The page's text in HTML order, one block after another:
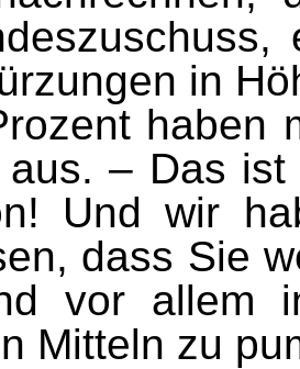
in
haben
– Das
Und wir
dass Sie
vor allem
Mitteln zu